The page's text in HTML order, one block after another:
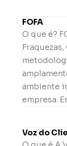
FOFA
O que é?
ambiente
empresa.
Voz do